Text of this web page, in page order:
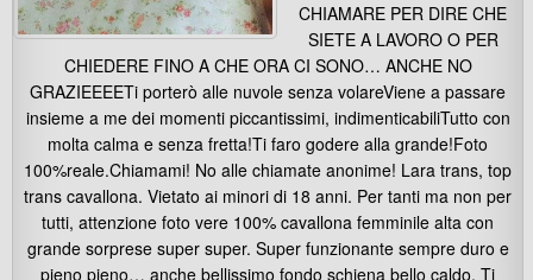
CHIAMARE PER DIRE CHE
SIETE A LAVORO O PER
CHIEDERE FINO A CHE ORA CI SONO… ANCHE NO
GRAZIEEEETi porterò alle nuvole senza volareViene a passare
insieme a me dei momenti piccantissimi, indimenticabiliTutto con
molta calma e senza fretta!Ti faro godere alla grande!Foto
100%reale.Chiamami! No alle chiamate anonime! Lara trans, top
trans cavallona. Vietato ai minori di 18 anni. Per tanti ma non per
tutti, attenzione foto vere 100% cavallona femminile alta con
grande sorprese super super. Super funzionante sempre duro e
pieno pieno… anche bellissimo fondo schiena bello caldo. Ti